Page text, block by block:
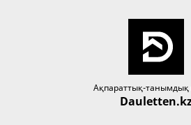
Ақпараттық-танымдық